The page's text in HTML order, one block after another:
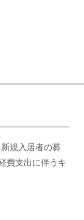
規入居者の募
費支出に伴うキ